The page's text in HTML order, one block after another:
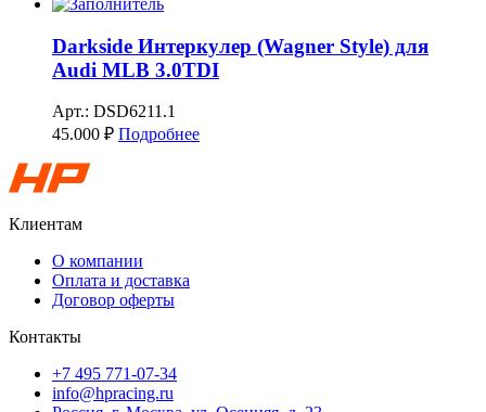
Darkside Интеркулер (Wagner Style) для
Audi MLB 3.0TDI
Арт.: DSD6211.1
45.000 ₽ Подробнее
Клиентам
О компании
Оплата и доставка
Договор оферты
Контакты
+7 495 771-07-34
info@hpracing.ru